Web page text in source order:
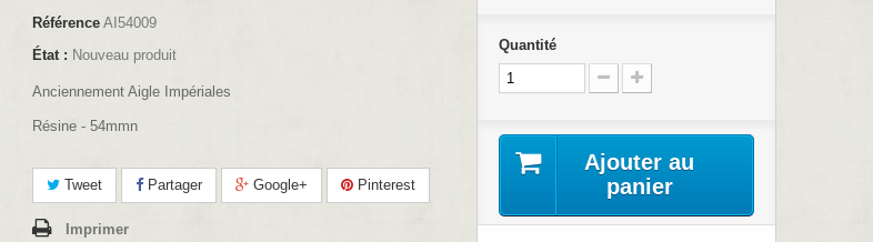
Référence AI54009
État : Nouveau produit
Anciennement Aigle Impériales
Résine - 54mmn
Tweet Partager Google+ Pinterest
Imprimer
Quantité
Ajouter au
panier